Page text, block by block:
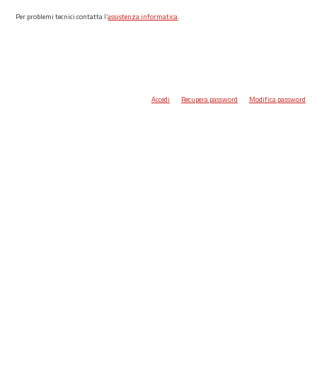
Per problemi tecnici contatta l’assistenza informatica.
Accedi Recupera password Modifica password